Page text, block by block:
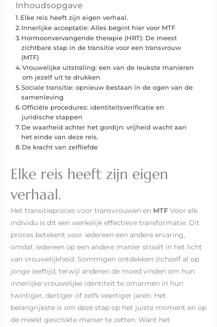
Inhoudsopgave
Elke reis heeft zijn eigen verhaal.
Innerlijke acceptatie: Alles begint hier voor MTF
Hormoonvervangende therapie (HRT): De meest
zichtbare stap in de transitie voor een transvrouw
(MTF)
Vrouwelijke uitstraling: een van de leukste manieren
om jezelf uit te drukken
Sociale transitie: opnieuw bestaan in de ogen van de
samenleving
Officiële procedures: identiteitsverificatie en
juridische stappen
De waarheid achter het gordijn: vrijheid wacht aan
het einde van deze reis.
De kracht van zelfliefde
Elke reis heeft zijn eigen
verhaal.
Het transitieproces voor transvrouwen en MTFVoor elk
individu is dit een werkelijk effectieve transformatie. Dit
proces betekent voor iedereen een andere ervaring,
omdat iedereen op een andere manier straalt in het licht
van vrouwelijkheid. Sommigen ontdekken zichzelf al op
jonge leeftijd, terwijl anderen de moed vinden om hun
innerlijke vrouwelijke identiteit te omarmen in hun
twintiger, dertiger of zelfs veertiger jaren. Het
belangrijkste is om deze stap op het juiste moment en op
de meest geschikte manier te zetten. Want het